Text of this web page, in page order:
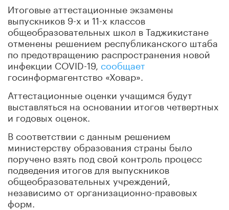
Итоговые аттестационные экзамены
выпускников 9-х и 11-х классов
общеобразовательных школ в Таджикистане
отменены решением республиканского штаба
по предотвращению распространения новой
инфекции COVID-19, сообщает
госинформагентство «Ховар».
Аттестационные оценки учащимся будут
выставляться на основании итогов четвертных
и годовых оценок.
В соответствии с данным решением
министерству образования страны было
поручено взять под свой контроль процесс
подведения итогов для выпускников
общеобразовательных учреждений,
независимо от организационно-правовых
форм.